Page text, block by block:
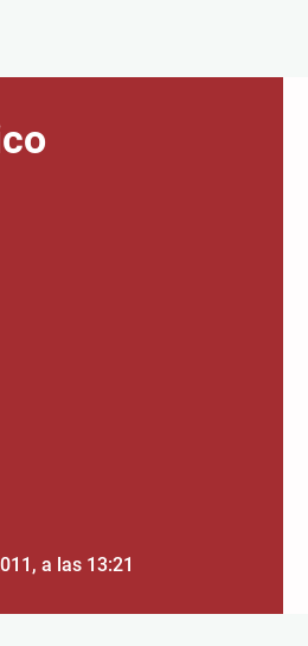
, a las 13:21